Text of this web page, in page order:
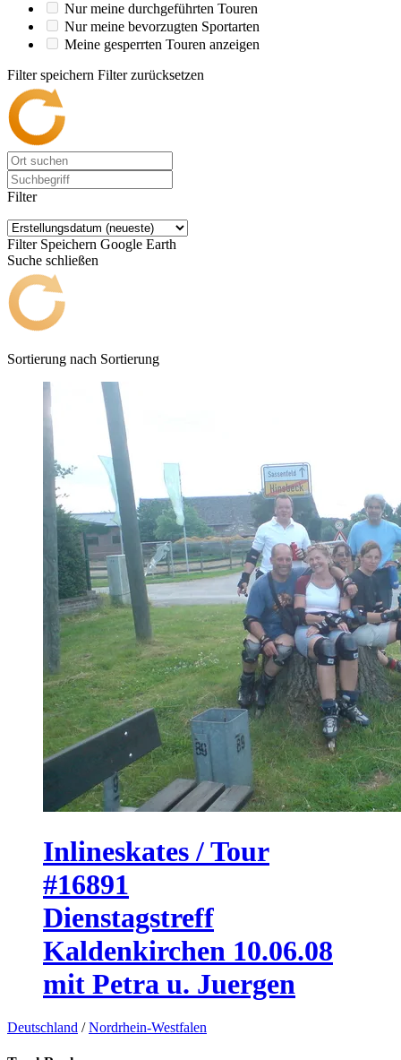
Nur meine durchgeführten Touren
Nur meine bevorzugten Sportarten
Meine gesperrten Touren anzeigen
Filter speichern Filter zurücksetzen
Filter
Filter Speichern Google Earth
Suche schließen
Sortierung nach Sortierung
Inlineskates / Tour
#16891
Dienstagstreff
Kaldenkirchen 10.06.08
mit Petra u. Juergen
Deutschland /Nordrhein-Westfalen